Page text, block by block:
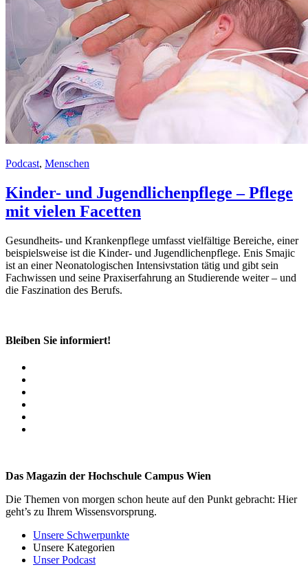
Podcast, Menschen
Kinder- und Jugendlichenpflege – Pflege
mit vielen Facetten
Gesundheits- und Krankenpflege umfasst vielfältige Bereiche, einer
beispielsweise ist die Kinder- und Jugendlichenpflege. Enis Smajic
ist an einer Neonatologischen Intensivstation tätig und gibt sein
Fachwissen und seine Praxiserfahrung an Studierende weiter – und
die Faszination des Berufs.
Bleiben Sie informiert!
Das Magazin der Hochschule Campus Wien
Die Themen von morgen schon heute auf den Punkt gebracht: Hier
geht’s zu Ihrem Wissensvorsprung.
Unsere Schwerpunkte
Unsere Kategorien
Unser Podcast